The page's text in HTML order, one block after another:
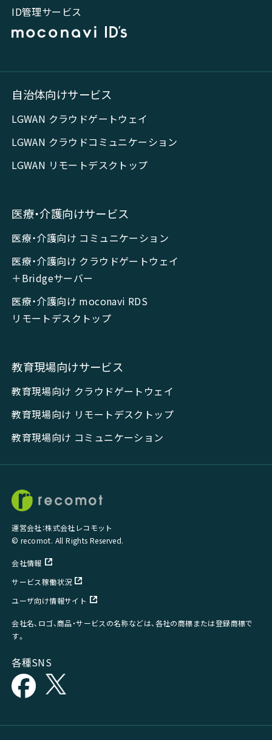
ID管理サービス
自治体向けサービス
LGWAN クラウドゲートウェイ
LGWAN クラウドコミュニケーション
LGWAN リモートデスクトップ
医療・介護向けサービス
医療・介護向け コミュニケーション
医療・介護向け クラウドゲートウェイ
＋Bridgeサーバー
医療・介護向け moconavi RDS
リモートデスクトップ
教育現場向けサービス
教育現場向け クラウドゲートウェイ
教育現場向け リモートデスクトップ
教育現場向け コミュニケーション
運営会社：株式会社レコモット
© recomot. All Rights Reserved.
会社情報
サービス稼働状況
ユーザ向け情報サイト
会社名、ロゴ、商品・サービスの名称などは、各社の商標または登録商標で
す。
各種SNS